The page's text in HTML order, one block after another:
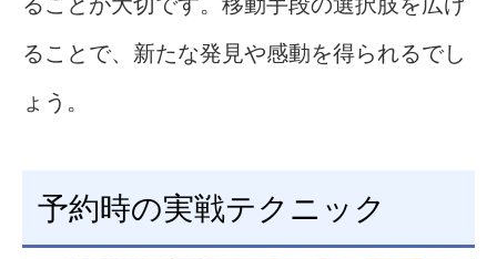
ることで、新たな発見や感動を得られるでし
ょう。
予約時の実戦テクニック